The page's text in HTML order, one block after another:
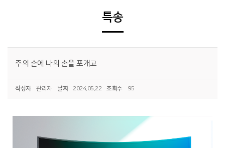
특송
주의 손에 나의 손을 포개고
작성자 관리자 날짜 2024.05.22 조회수 95